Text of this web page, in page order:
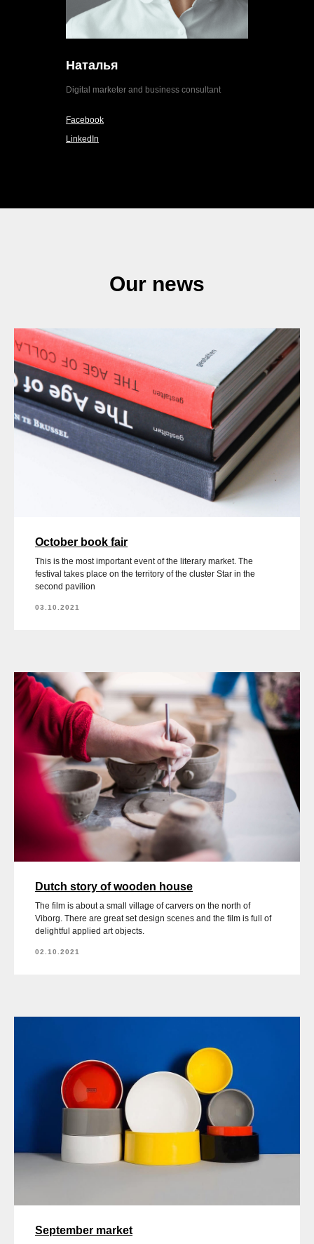
Наталья
Digital marketer and business consultant
Facebook
LinkedIn
Our news
October book fair
This is the most important event of the literary market. The
festival takes place on the territory of the cluster Star in the
second pavilion
03.10.2021
Dutch story of wooden house
The film is about a small village of carvers on the north of
Viborg. There are great set design scenes and the film is full of
delightful applied art objects.
02.10.2021
September market